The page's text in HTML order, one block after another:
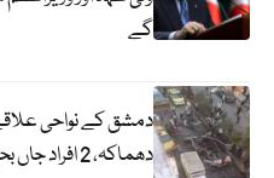
گے
دمشق کے نواحی
دھماکہ، 2 افراد جاں بحق، متعدد زخمی